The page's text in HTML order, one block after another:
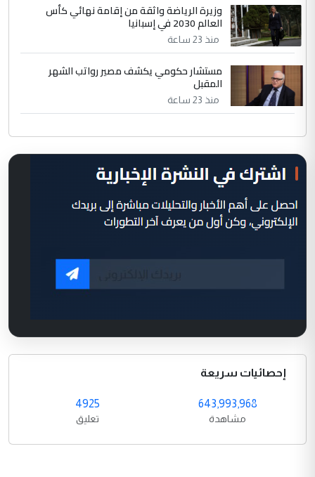
وزيرة الرياضة واثقة من إقامة نهائي كأس
العالم 2030 في إسبانيا
منذ 23 ساعة
مستشار حكومي يكشف مصير رواتب الشهر
المقبل
منذ 23 ساعة
إحصائيات سريعة
643,993,968
مشاهدة
4925
تعليق